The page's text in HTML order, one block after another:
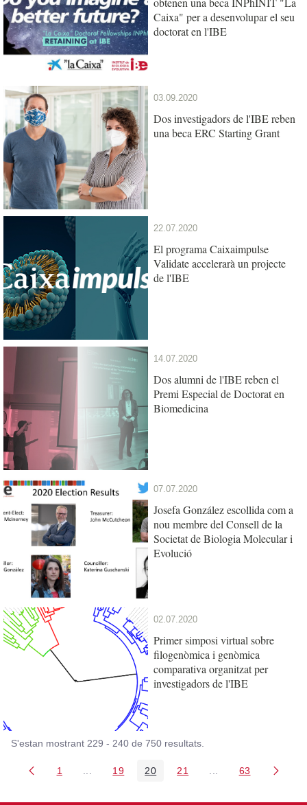
Caixa" per a desenvolupar el seu
doctorat en l'IBE
03.09.2020
Dos investigadors de l'IBE reben
una beca ERC Starting Grant
22.07.2020
El programa Caixaimpulse
Validate accelerarà un projecte
de l'IBE
14.07.2020
Dos alumni de l'IBE reben el
Premi Especial de Doctorat en
Biomedicina
07.07.2020
Josefa González escollida com a
nou membre del Consell de la
Societat de Biologia Molecular i
Evolució
02.07.2020
Primer simposi virtual sobre
filogenòmica i genòmica
comparativa organitzat per
investigadors de l'IBE
S'estan mostrant 229 - 240 de 750 resultats.
Pàgina
1 Pàgines intermèdies Utilitzeu TAB per navegar.
Pàgina
19 Pàgina
20 Pàgina
21 PàginesPàgina
63